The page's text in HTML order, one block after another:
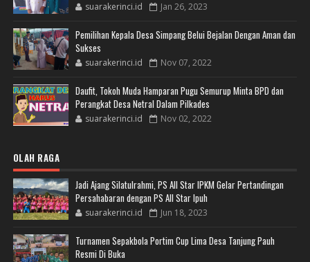
suarakerinci.id Jan 26, 2023
Pemilihan Kepala Desa Simpang Belui Bejalan Dengan Aman dan
Sukses
suarakerinci.id Nov 07, 2022
Daufit, Tokoh Muda Hamparan Pugu Semurup Minta BPD dan
Perangkat Desa Netral Dalam Pilkades
suarakerinci.id Nov 02, 2022
OLAH RAGA
Jadi Ajang Silatulrahmi, PS All Star IPKM Gelar Pertandingan
Persahabaran dengan PS All Star Ipuh
suarakerinci.id Jun 18, 2023
Turnamen Sepakbola Portim Cup Lima Desa Tanjung Pauh
Resmi Di Buka